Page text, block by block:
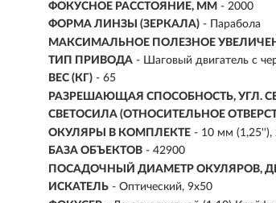
ФОКУСНОЕ РАССТОЯНИЕ, ММ - 2000
ФОРМА ЛИНЗЫ (ЗЕРКАЛА) - Парабола
МАКСИМАЛЬНОЕ ПОЛЕЗНОЕ
ТИП ПРИВОДА - Шаговый двигатель с
ВЕС (КГ) - 65
РАЗРЕШАЮЩАЯ СПОСОБНОСТЬ, УГЛ.
СВЕТОСИЛА (ОТНОСИТЕЛЬНОЕ
ОКУЛЯРЫ В КОМПЛЕКТЕ - 10 мм
БАЗА ОБЪЕКТОВ - 42900
ПОСАДОЧНЫЙ ДИАМЕТР ОКУЛЯРОВ,
ИСКАТЕЛЬ - Оптический, 9x50